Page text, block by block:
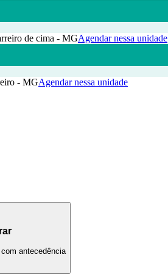
de cima - MGAgendar nessa unidade
- MGAgendar nessa unidade
antecedência